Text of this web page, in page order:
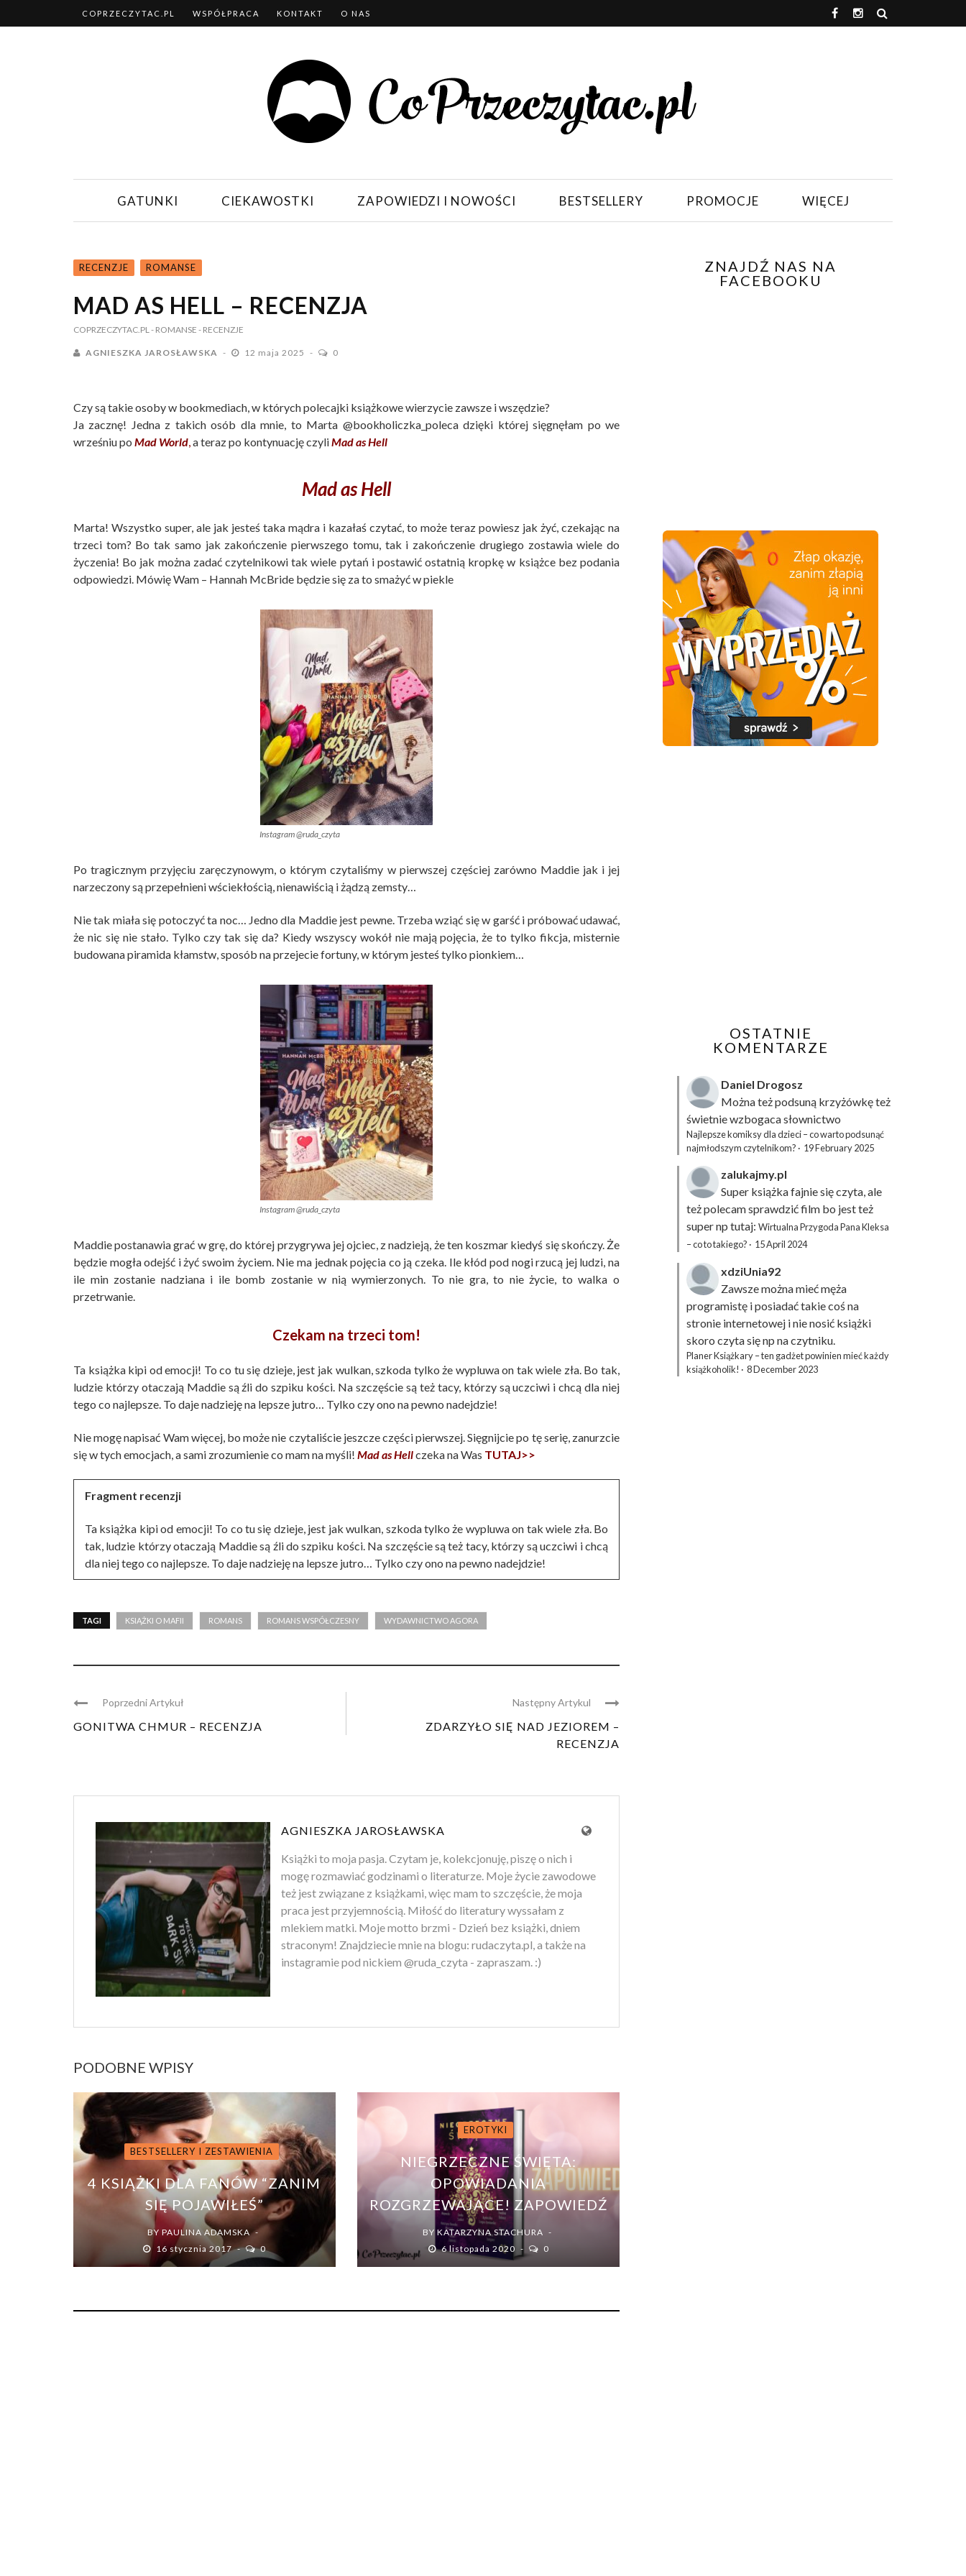
COPRZECZYTAC.PL WSPÓŁPRACA KONTAKT O NAS
GATUNKI CIEKAWOSTKI ZAPOWIEDZI I NOWOŚCI BESTSELLERY PROMOCJE WIĘCEJ
RECENZJE ROMANSE
MAD AS HELL – RECENZJA
COPRZECZYTAC.PL- ROMANSE - RECENZJE
AGNIESZKA JAROSŁAWSKA 12 maja 2025 0
Czy są takie osoby w bookmediach, w których polecajki książkowe wierzycie zawsze i wszędzie?
Ja zacznę! Jedna z takich osób dla mnie, to Marta @bookholiczka_poleca dzięki której sięgnęłam po we
wrześniu po Mad World,a teraz po kontynuację czyliMad as Hell
Mad as Hell
Marta! Wszystko super, ale jak jesteś taka mądra i kazałaś czytać, to może teraz powiesz jak żyć, czekając na
trzeci tom? Bo tak samo jak zakończenie pierwszego tomu, tak i zakończenie drugiego zostawia wiele do
życzenia! Bo jak można zadać czytelnikowi tak wiele pytań i postawić ostatnią kropkę w książce bez podania
odpowiedzi. Mówię Wam – Hannah McBride będzie się za to smażyć w piekle
Instagram @ruda_czyta
Po tragicznym przyjęciu zaręczynowym, o którym czytaliśmy w pierwszej częściej zarówno Maddie jak i jej
narzeczony są przepełnieni wściekłością, nienawiścią i żądzą zemsty…
Nie tak miała się potoczyć ta noc… Jedno dla Maddie jest pewne. Trzeba wziąć się w garść i próbować udawać,
że nic się nie stało. Tylko czy tak się da? Kiedy wszyscy wokół nie mają pojęcia, że to tylko fikcja, misternie
budowana piramida kłamstw, sposób na przejecie fortuny, w którym jesteś tylko pionkiem…
Instagram @ruda_czyta
Maddie postanawia grać w grę, do której przygrywa jej ojciec, z nadzieją, że ten koszmar kiedyś się skończy. Że
będzie mogła odejść i żyć swoim życiem. Nie ma jednak pojęcia co ją czeka. Ile kłód pod nogi rzucą jej ludzi, na
ile min zostanie nadziana i ile bomb zostanie w nią wymierzonych. To nie gra, to nie życie, to walka o
przetrwanie.
Czekam na trzeci tom!
Ta książka kipi od emocji! To co tu się dzieje, jest jak wulkan, szkoda tylko że wypluwa on tak wiele zła. Bo tak,
ludzie którzy otaczają Maddie są źli do szpiku kości. Na szczęście są też tacy, którzy są uczciwi i chcą dla niej
tego co najlepsze. To daje nadzieję na lepsze jutro… Tylko czy ono na pewno nadejdzie!
Nie mogę napisać Wam więcej, bo może nie czytaliście jeszcze części pierwszej. Sięgnijcie po tę serię, zanurzcie
się w tych emocjach, a sami zrozumienie co mam na myśli! Mad as Hellczeka na Was TUTAJ>>
Fragment recenzji
Ta książka kipi od emocji! To co tu się dzieje, jest jak wulkan, szkoda tylko że wypluwa on tak wiele zła. Bo
tak, ludzie którzy otaczają Maddie są źli do szpiku kości. Na szczęście są też tacy, którzy są uczciwi i chcą
dla niej tego co najlepsze. To daje nadzieję na lepsze jutro… Tylko czy ono na pewno nadejdzie!
TAGI KSIĄŻKI O MAFII ROMANS ROMANS WSPÓŁCZESNY WYDAWNICTWO AGORA
Poprzedni Artykuł
GONITWA CHMUR – RECENZJA
Następny Artykul
ZDARZYŁO SIĘ NAD JEZIOREM –
RECENZJA
AGNIESZKA JAROSŁAWSKA
Książki to moja pasja. Czytam je, kolekcjonuję, piszę o nich i
mogę rozmawiać godzinami o literaturze. Moje życie zawodowe
też jest związane z książkami, więc mam to szczęście, że moja
praca jest przyjemnością. Miłość do literatury wyssałam z
mlekiem matki. Moje motto brzmi - Dzień bez książki, dniem
straconym! Znajdziecie mnie na blogu: rudaczyta.pl, a także na
instagramie pod nickiem @ruda_czyta - zapraszam. :)
PODOBNE WPISY
BESTSELLERY I ZESTAWIENIA
4 KSIĄŻKI DLA FANÓW “ZANIM
SIĘ POJAWIŁEŚ”
BY PAULINA ADAMSKA
16 stycznia 2017
0
EROTYKI
NIEGRZECZNE ŚWIĘTA:
OPOWIADANIA
ROZGRZEWAJĄCE! ZAPOWIEDŹ
BY KATARZYNA STACHURA
6 listopada 2020
0
ZNAJDŹ NAS NA
FACEBOOKU
OSTATNIE
KOMENTARZE
Daniel Drogosz
Można też podsuną krzyżówkęteż
świetnie wzbogaca słownictwo
Najlepsze komiksy dla dzieci – co warto podsunąć
najmłodszym czytelnikom? · 19 February 2025
zalukajmy.pl
Super książka fajnie się czyta, ale
też polecam sprawdzić film bo jest też
super np tutaj: Wirtualna Przygoda Pana Kleksa
– co to takiego? · 15 April 2024
xdziUnia92
Zawsze można mieć męża
programistę i posiadać takie coś na
stronie internetowej i nie nosić książki
skoro czyta się np na czytniku.
Planer Książkary – ten gadżet powinien mieć każdy
książkoholik! · 8 December 2023